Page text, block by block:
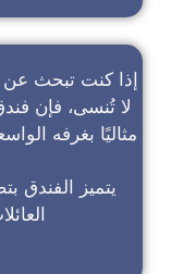
إذا كنت تبحث عن
لا تُنسى، فإن
مثاليًا بغرفه
يتميز الفندق